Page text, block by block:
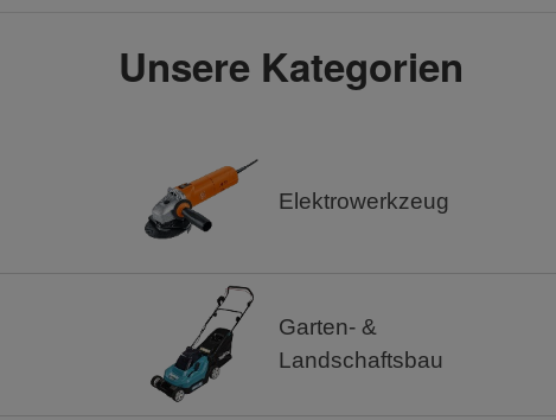
Unsere Kategorien
Elektrowerkzeug
Garten- &
Landschaftsbau